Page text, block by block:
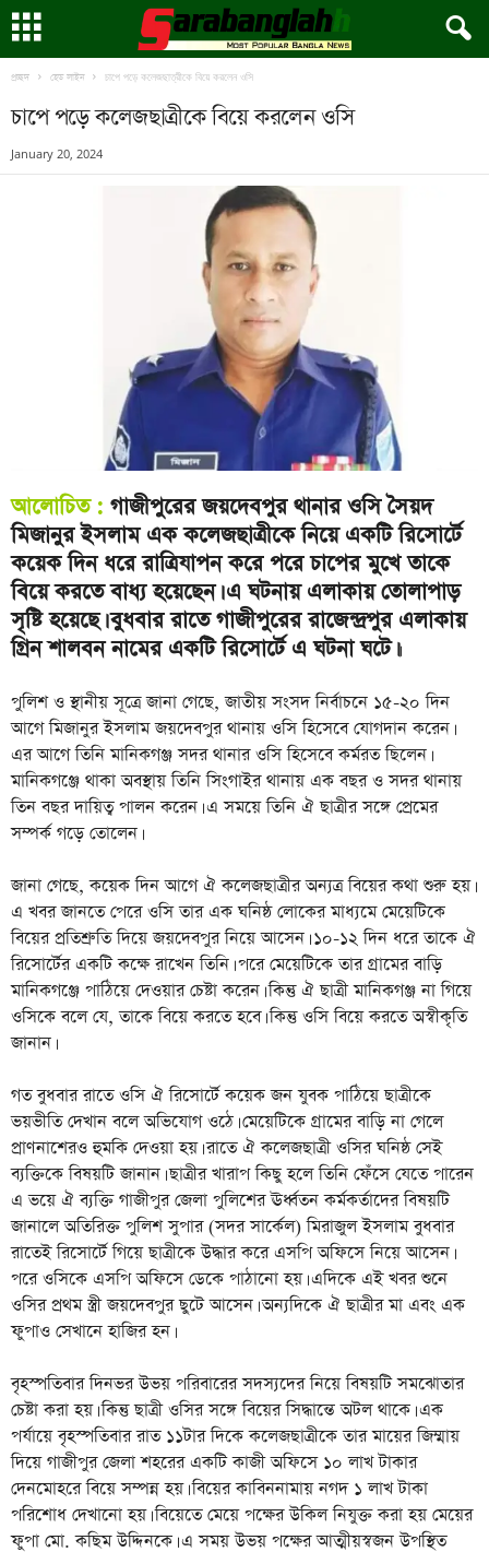
প্রচ্ছদ হেড লাইন চাপে পড়ে কলেজছাত্রীকে বিয়ে করলেন ওসি
চাপে পড়ে কলেজছাত্রীকে বিয়ে করলেন ওসি
January 20, 2024
আলোচিত : গাজীপুরের জয়দেবপুর থানার ওসি সৈয়দ
মিজানুর ইসলাম এক কলেজছাত্রীকে নিয়ে একটি রিসোর্টে
কয়েক দিন ধরে রাত্রিযাপন করে পরে চাপের মুখে তাকে
বিয়ে করতে বাধ্য হয়েছেন। এ ঘটনায় এলাকায় তোলাপাড়
সৃষ্টি হয়েছে। বুধবার রাতে গাজীপুরের রাজেন্দ্রপুর এলাকায়
গ্রিন শালবন নামের একটি রিসোর্টে এ ঘটনা ঘটে।।
পুলিশ ও স্থানীয় সূত্রে জানা গেছে, জাতীয় সংসদ নির্বাচনে ১৫-২০ দিন
আগে মিজানুর ইসলাম জয়দেবপুর থানায় ওসি হিসেবে যোগদান করেন।
এর আগে তিনি মানিকগঞ্জ সদর থানার ওসি হিসেবে কর্মরত ছিলেন।
মানিকগঞ্জে থাকা অবস্থায় তিনি সিংগাইর থানায় এক বছর ও সদর থানায়
তিন বছর দায়িত্ব পালন করেন। এ সময়ে তিনি ঐ ছাত্রীর সঙ্গে প্রেমের
সম্পর্ক গড়ে তোলেন।
জানা গেছে, কয়েক দিন আগে ঐ কলেজছাত্রীর অন্যত্র বিয়ের কথা শুরু হয়।
এ খবর জানতে পেরে ওসি তার এক ঘনিষ্ঠ লোকের মাধ্যমে মেয়েটিকে
বিয়ের প্রতিশ্রুতি দিয়ে জয়দেবপুর নিয়ে আসেন। ১০-১২ দিন ধরে তাকে ঐ
রিসোর্টের একটি কক্ষে রাখেন তিনি। পরে মেয়েটিকে তার গ্রামের বাড়ি
মানিকগঞ্জে পাঠিয়ে দেওয়ার চেষ্টা করেন। কিন্তু ঐ ছাত্রী মানিকগঞ্জ না গিয়ে
ওসিকে বলে যে, তাকে বিয়ে করতে হবে। কিন্তু ওসি বিয়ে করতে অস্বীকৃতি
জানান।
গত বুধবার রাতে ওসি ঐ রিসোর্টে কয়েক জন যুবক পাঠিয়ে ছাত্রীকে
ভয়ভীতি দেখান বলে অভিযোগ ওঠে। মেয়েটিকে গ্রামের বাড়ি না গেলে
প্রাণনাশেরও হুমকি দেওয়া হয়। রাতে ঐ কলেজছাত্রী ওসির ঘনিষ্ঠ সেই
ব্যক্তিকে বিষয়টি জানান। ছাত্রীর খারাপ কিছু হলে তিনি ফেঁসে যেতে পারেন
এ ভয়ে ঐ ব্যক্তি গাজীপুর জেলা পুলিশের ঊর্ধ্বতন কর্মকর্তাদের বিষয়টি
জানালে অতিরিক্ত পুলিশ সুপার (সদর সার্কেল) মিরাজুল ইসলাম বুধবার
রাতেই রিসোর্টে গিয়ে ছাত্রীকে উদ্ধার করে এসপি অফিসে নিয়ে আসেন।
পরে ওসিকে এসপি অফিসে ডেকে পাঠানো হয়। এদিকে এই খবর শুনে
ওসির প্রথম স্ত্রী জয়দেবপুর ছুটে আসেন। অন্যদিকে ঐ ছাত্রীর মা এবং এক
ফুপাও সেখানে হাজির হন।
বৃহস্পতিবার দিনভর উভয় পরিবারের সদস্যদের নিয়ে বিষয়টি সমঝোতার
চেষ্টা করা হয়। কিন্তু ছাত্রী ওসির সঙ্গে বিয়ের সিদ্ধান্তে অটল থাকে। এক
পর্যায়ে বৃহস্পতিবার রাত ১১টার দিকে কলেজছাত্রীকে তার মায়ের জিম্মায়
দিয়ে গাজীপুর জেলা শহরের একটি কাজী অফিসে ১০ লাখ টাকার
দেনমোহরে বিয়ে সম্পন্ন হয়। বিয়ের কাবিননামায় নগদ ১ লাখ টাকা
পরিশোধ দেখানো হয়। বিয়েতে মেয়ে পক্ষের উকিল নিযুক্ত করা হয় মেয়ের
ফুপা মো. কছিম উদ্দিনকে। এ সময় উভয় পক্ষের আত্মীয়স্বজন উপস্থিত